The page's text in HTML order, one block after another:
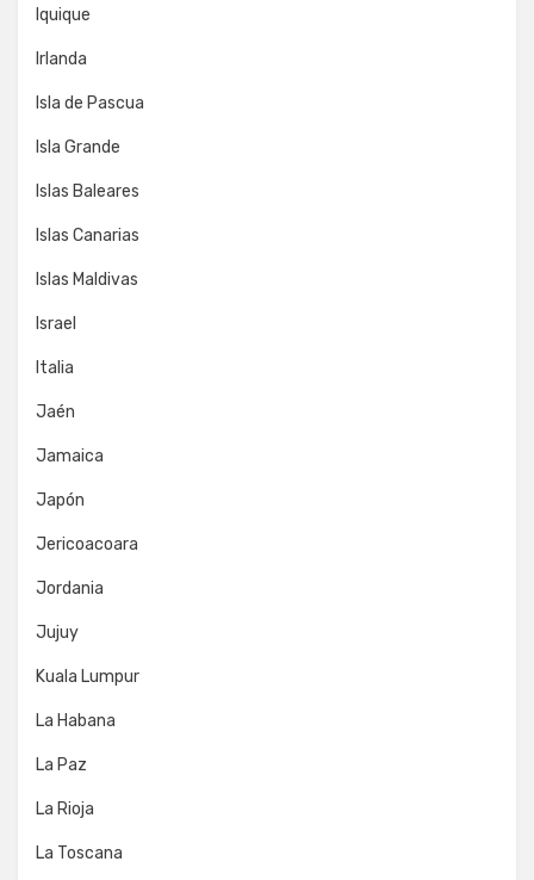
Iquique
Irlanda
Isla de Pascua
Isla Grande
Islas Baleares
Islas Canarias
Islas Maldivas
Israel
Italia
Jaén
Jamaica
Japón
Jericoacoara
Jordania
Jujuy
Kuala Lumpur
La Habana
La Paz
La Rioja
La Toscana